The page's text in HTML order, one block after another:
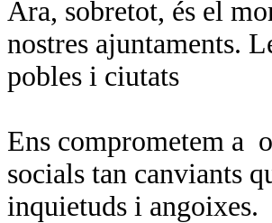
Ara, sobretot, és el
nostres ajuntaments.
pobles i ciutats
Ens comprometem a
socials tan canviants
inquietuds i angoixes.